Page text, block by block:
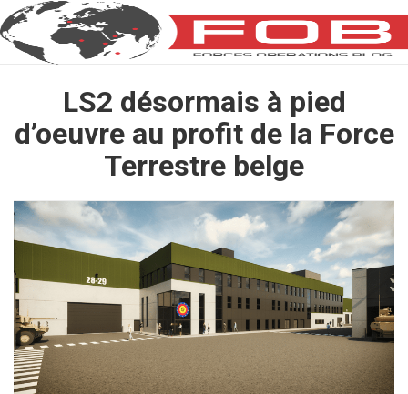
LS2 désormais à pied
d’oeuvre au profit de la Force
Terrestre belge